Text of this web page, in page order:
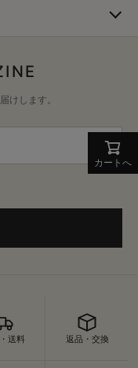
カートへ
けします。
送料 返品・交換